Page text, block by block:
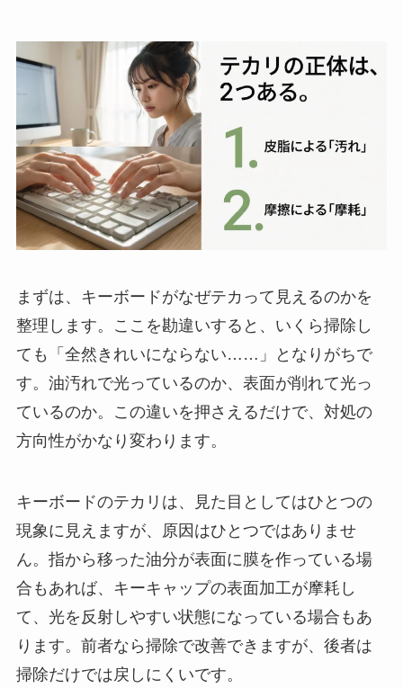
まずは、キーボードがなぜテカって見えるのかを
整理します。ここを勘違いすると、いくら掃除し
ても「全然きれいにならない……」となりがちで
す。油汚れで光っているのか、表面が削れて光っ
ているのか。この違いを押さえるだけで、対処の
方向性がかなり変わります。
キーボードのテカリは、見た目としてはひとつの
現象に見えますが、原因はひとつではありませ
ん。指から移った油分が表面に膜を作っている場
合もあれば、キーキャップの表面加工が摩耗し
て、光を反射しやすい状態になっている場合もあ
ります。前者なら掃除で改善できますが、後者は
掃除だけでは戻しにくいです。